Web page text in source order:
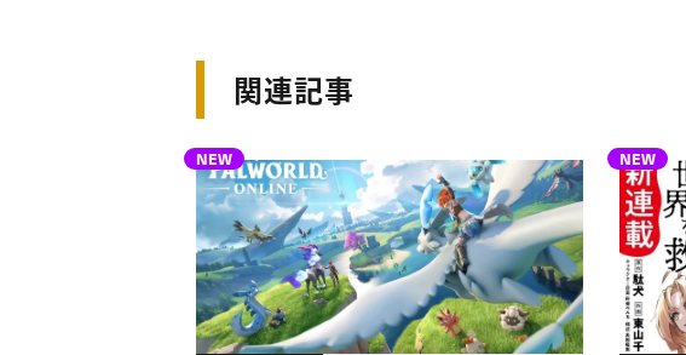
関連記事
NEW NEW